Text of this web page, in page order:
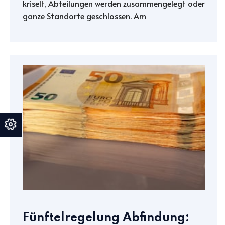
kriselt, Abteilungen werden zusammengelegt oder
ganze Standorte geschlossen. Am
Fünftelregelung Abfindung: